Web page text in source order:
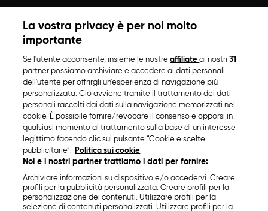
La vostra privacy è per noi molto
importante
Se l'utente acconsente, insieme le nostreaffiliateai nostri31
partner possiamo archiviare e accedere ai dati personali
dell'utente per offrirgli un'esperienza di navigazione più
personalizzata. Ciò avviene tramite il trattamento dei dati
personali raccolti dai dati sulla navigazione memorizzati nei
cookie. È possibile fornire/revocare il consenso e opporsi in
qualsiasi momento al trattamento sulla base di un interesse
legittimo facendo clic sul pulsante “Cookie e scelte
pubblicitarie”.
Politica sui cookie
Noi e i nostri partner trattiamo i dati per fornire:
Archiviare informazioni su dispositivo e/o accedervi. Creare
profili per la pubblicità personalizzata. Creare profili per la
personalizzazione dei contenuti. Utilizzare profili per la
selezione di contenuti personalizzati. Utilizzare profili per la